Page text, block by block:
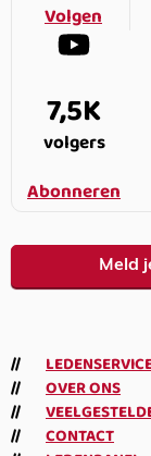
Volgen
7,5K
volgers
Abonneren
Meld
OVER ONS
CONTACT